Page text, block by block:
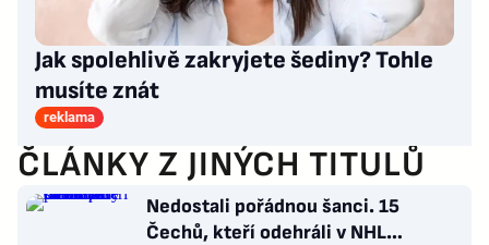
Jak spolehlivě zakryjete šediny? Tohle
musíte znát
reklama
ČLÁNKY Z JINÝCH TITULŮ
Nedostali pořádnou šanci. 15
Čechů, kteří odehráli v NHL